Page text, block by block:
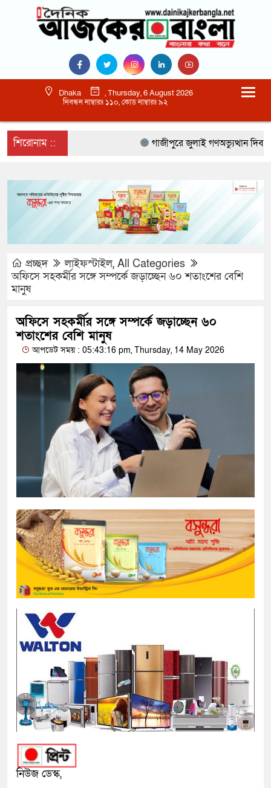
Dhaka
, Thursday, 6 August 2026
নিবন্ধন নাম্বারঃ ১১০, কোড নাম্বারঃ ৯২
শিরোনাম :: গাজীপুরে জুলাই গণঅভ্যুত্থান দিবস
প্রচ্ছদ লাইফস্টাইল, All Categories
অফিসে সহকর্মীর সঙ্গে সম্পর্কে জড়াচ্ছেন ৬০ শতাংশের বেশি
মানুষ
অফিসে সহকর্মীর সঙ্গে সম্পর্কে জড়াচ্ছেন ৬০
শতাংশের বেশি মানুষ
আপডেট সময় : 05:43:16 pm, Thursday, 14 May 2026
নিউজ ডেস্ক,